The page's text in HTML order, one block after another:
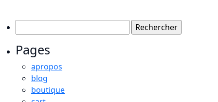
Pages
apropos
blog
boutique